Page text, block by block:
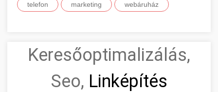
telefon marketing webáruház
Keresőoptimalizálás,
Seo, Linképítés